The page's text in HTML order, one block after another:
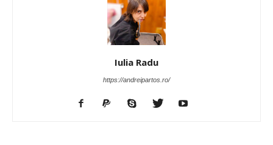
Iulia Radu
https://andreipartos.ro/